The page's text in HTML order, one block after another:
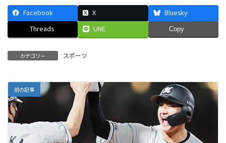
Facebook X
Bluesky
Threads
LINE Copy
カテゴリー スポーツ
前の記事